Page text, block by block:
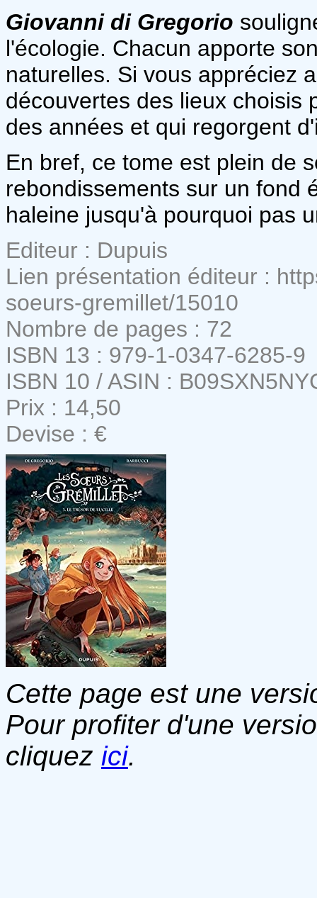
Giovanni di Gregorio
l'écologie. Chacun apporte
naturelles. Si vous appréciez
découvertes des lieux choisis
des années et qui regorgent
En bref, ce tome est plein de
rebondissements sur un fond
haleine jusqu'à pourquoi pas
Editeur : Dupuis
Lien présentation éditeur :
soeurs-gremillet/15010
Nombre de pages : 72
ISBN 13 : 979-1-0347-6285-9
ISBN 10 / ASIN :
Prix : 14,50
Devise : €
Cette page est une
Pour profiter d'une
cliquez ici.